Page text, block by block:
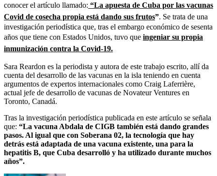
conocer el artículo llamado: “La apuesta de Cuba por las vacunas
Covid de cosecha propia está dando sus frutos”. Se trata de una
investigación periodística que, tras el embargo económico de sesenta
años que tiene con Estados Unidos, tuvo que ingeniar su propia
inmunización contra la Covid-19.
Sara Reardon es la periodista y autora de este trabajo escrito, allí da
cuenta del desarrollo de las vacunas en la isla teniendo en cuenta
argumentos de expertos internacionales como Craig Laferrière,
actual jefe de desarrollo de vacunas de Novateur Ventures en
Toronto, Canadá.
Tras la investigación periodística publicada en este artículo se señala
que: “La vacuna Abdala de CIGB también está dando grandes
pasos. Al igual que con Soberana 02, la tecnología que hay
detrás está adaptada de una vacuna existente, una para la
hepatitis B, que Cuba desarrolló y ha utilizado durante muchos
años”.